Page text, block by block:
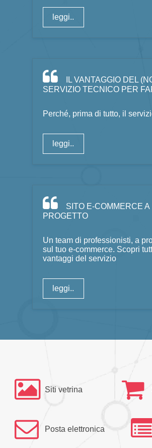
leggi..
IL VANTAGGIO DEL
SERVIZIO TECNICO PER
Perché, prima di tutto, il
leggi..
SITO E-COMMERCE A
PROGETTO
Un team di professionisti, a
sul tuo e-commerce. Scopri
vantaggi del servizio
leggi..
Siti vetrina
Posta elettronica